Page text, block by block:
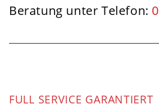
Beratung unter Telefon:
FULL SERVICE GARANTIERT